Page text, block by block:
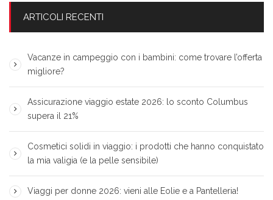
ARTICOLI RECENTI
Vacanze in campeggio con i bambini: come trovare l’offerta
migliore?
Assicurazione viaggio estate 2026: lo sconto Columbus
supera il 21%
Cosmetici solidi in viaggio: i prodotti che hanno conquistato
la mia valigia (e la pelle sensibile)
Viaggi per donne 2026: vieni alle Eolie e a Pantelleria!